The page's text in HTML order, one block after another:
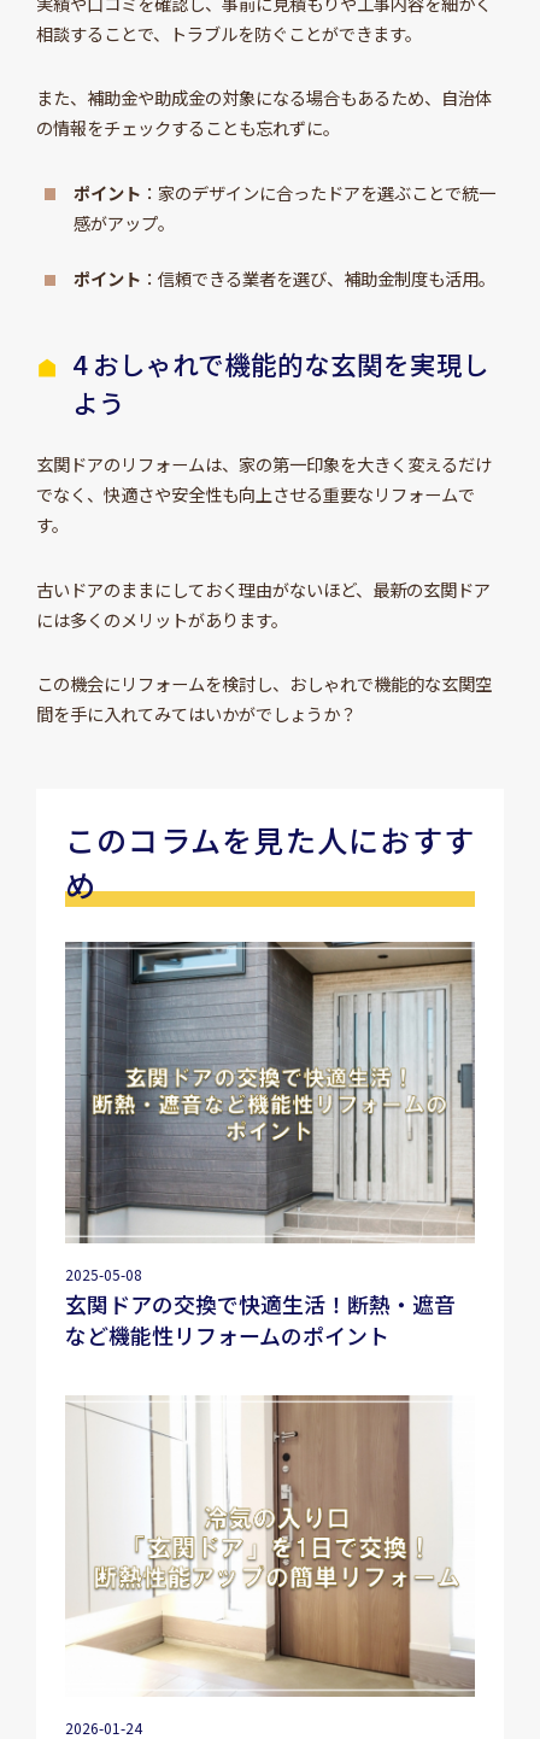
相談することで、トラブルを防ぐことができます。
また、補助金や助成金の対象になる場合もあるため、自治体
の情報をチェックすることも忘れずに。
ポイント ：家のデザインに合ったドアを選ぶことで統一
感がアップ。
ポイント ：信頼できる業者を選び、補助金制度も活用。
4 おしゃれで機能的な玄関を実現し
よう
玄関ドアのリフォームは、家の第一印象を大きく変えるだけ
でなく、快適さや安全性も向上させる重要なリフォームで
す。
古いドアのままにしておく理由がないほど、最新の玄関ドア
には多くのメリットがあります。
この機会にリフォームを検討し、おしゃれで機能的な玄関空
間を手に入れてみてはいかがでしょうか？
このコラムを見た人におすす
め
2025-05-08
玄関ドアの交換で快適生活！断熱・遮音
など機能性リフォームのポイント
2026-01-24